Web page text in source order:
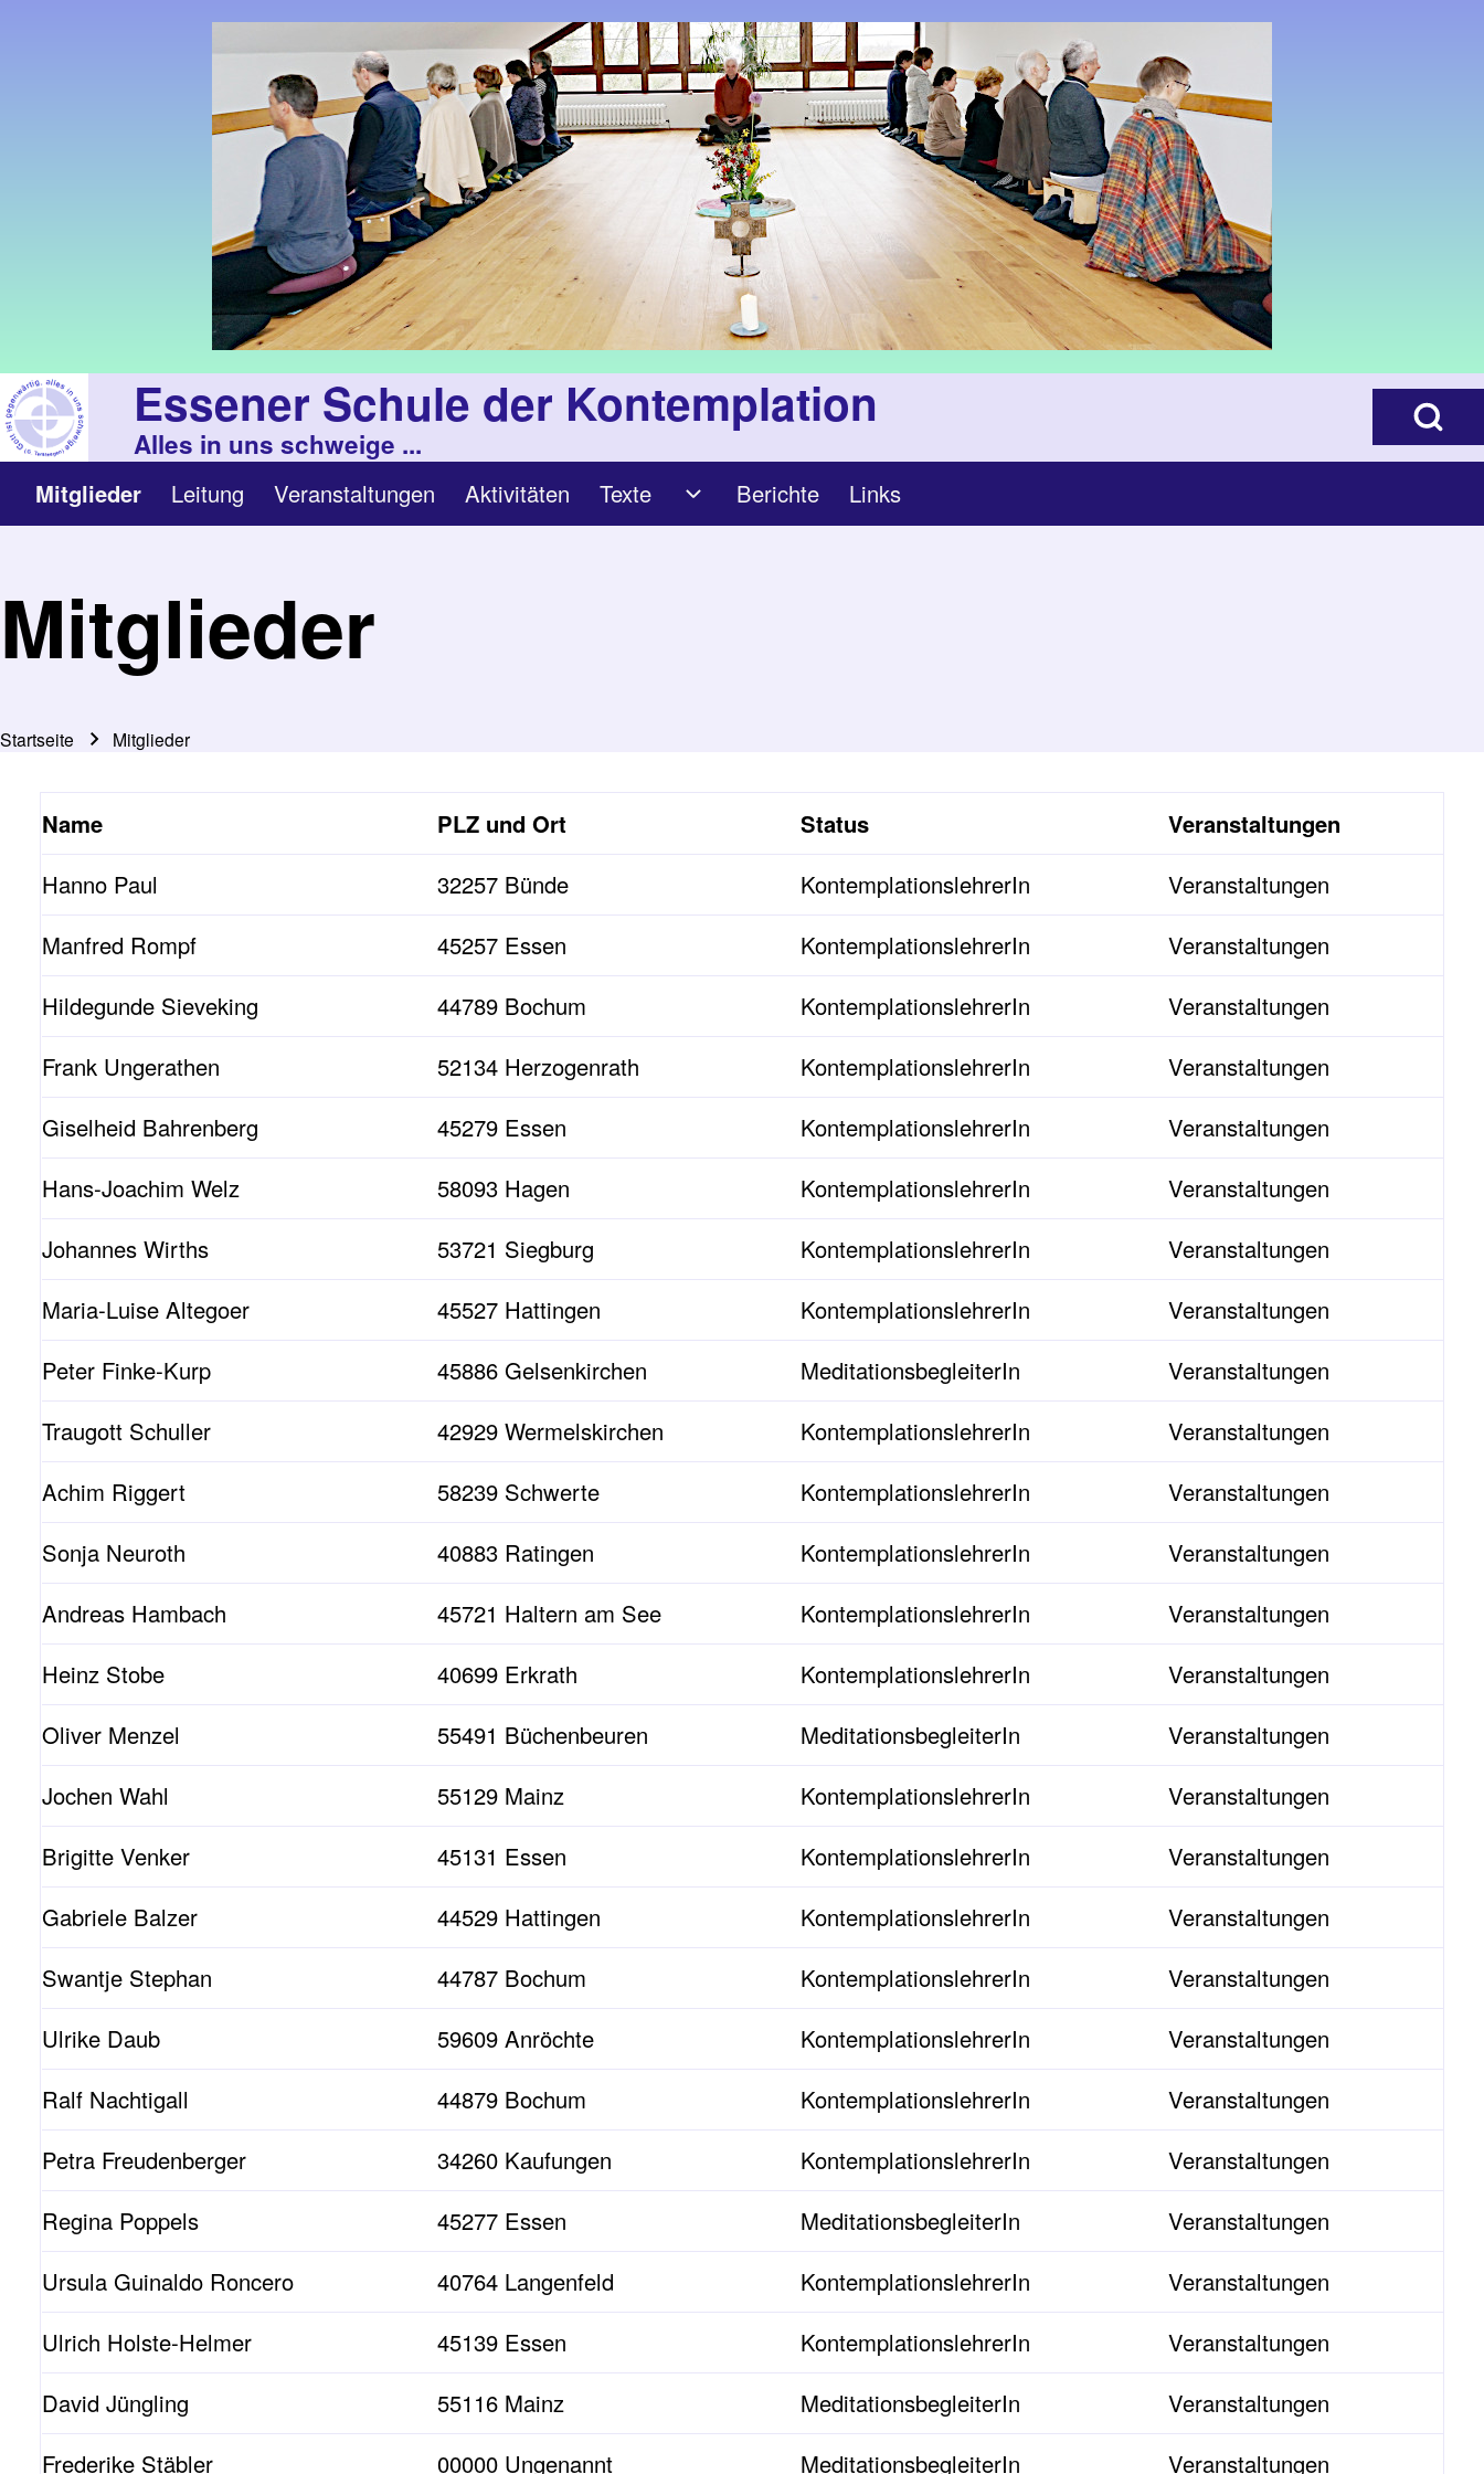
Zur Hauptnavigation springen
Open Search
Essener Schule der Kontemplation
Alles in uns schweige ...
Main navigation
Mitglieder Leitung Veranstaltungen Aktivitäten Texte
Unternavigation von Texte
Berichte Links
Mitglieder
Pfadnavigation
Startseite Mitglieder
Name PLZ und Ort Status
Veranstaltungen
Hanno Paul
32257 Bünde KontemplationslehrerIn
Veranstaltungen
Manfred Rompf
45257 Essen KontemplationslehrerIn
Veranstaltungen
Hildegunde Sieveking
44789 Bochum KontemplationslehrerIn
Veranstaltungen
Frank Ungerathen
52134 Herzogenrath KontemplationslehrerIn
Veranstaltungen
Giselheid Bahrenberg
45279 Essen KontemplationslehrerIn
Veranstaltungen
Hans-Joachim Welz
58093 Hagen KontemplationslehrerIn
Veranstaltungen
Johannes Wirths
53721 Siegburg KontemplationslehrerIn
Veranstaltungen
Maria-Luise Altegoer
45527 Hattingen KontemplationslehrerIn
Veranstaltungen
Peter Finke-Kurp
45886 Gelsenkirchen MeditationsbegleiterIn
Veranstaltungen
Traugott Schuller
42929 Wermelskirchen KontemplationslehrerIn
Veranstaltungen
Achim Riggert
58239 Schwerte KontemplationslehrerIn
Veranstaltungen
Sonja Neuroth
40883 Ratingen KontemplationslehrerIn
Veranstaltungen
Andreas Hambach
45721 Haltern am See KontemplationslehrerIn
Veranstaltungen
Heinz Stobe
40699 Erkrath KontemplationslehrerIn
Veranstaltungen
Oliver Menzel
55491 Büchenbeuren MeditationsbegleiterIn
Veranstaltungen
Jochen Wahl
55129 Mainz KontemplationslehrerIn
Veranstaltungen
Brigitte Venker
45131 Essen KontemplationslehrerIn
Veranstaltungen
Gabriele Balzer
44529 Hattingen KontemplationslehrerIn
Veranstaltungen
Swantje Stephan
44787 Bochum KontemplationslehrerIn
Veranstaltungen
Ulrike Daub
59609 Anröchte KontemplationslehrerIn
Veranstaltungen
Ralf Nachtigall
44879 Bochum KontemplationslehrerIn
Veranstaltungen
Petra Freudenberger
34260 Kaufungen KontemplationslehrerIn
Veranstaltungen
Regina Poppels
45277 Essen MeditationsbegleiterIn
Veranstaltungen
Ursula Guinaldo Roncero
40764 Langenfeld KontemplationslehrerIn
Veranstaltungen
Ulrich Holste-Helmer
45139 Essen KontemplationslehrerIn
Veranstaltungen
David Jüngling
55116 Mainz MeditationsbegleiterIn
Veranstaltungen
Frederike Stäbler
00000 Ungenannt MeditationsbegleiterIn Veranstaltungen